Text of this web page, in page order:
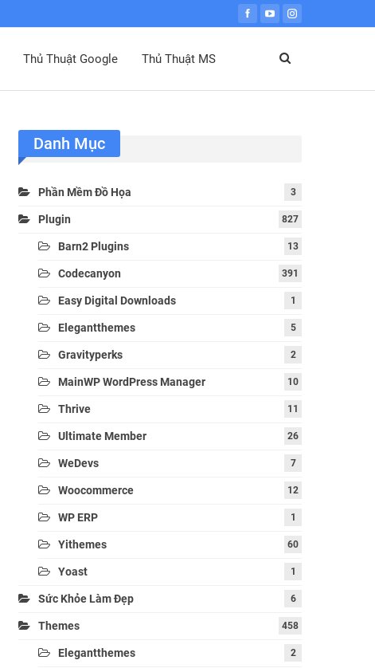
Thủ Thuật Google Thủ Thuật MS
Danh Mục
Phần Mềm Đồ Họa 3
Plugin 827
Barn2 Plugins 13
Codecanyon 391
Easy Digital Downloads 1
Elegantthemes 5
Gravityperks 2
MainWP WordPress Manager 10
Thrive 11
Ultimate Member 26
WeDevs 7
Woocommerce 12
WP ERP 1
Yithemes 60
Yoast 1
Sức Khỏe Làm Đẹp 6
Themes 458
Elegantthemes 2